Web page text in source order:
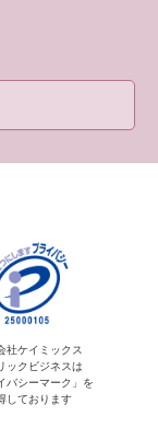
社ケイミックス
ックビジネスは
バシーマーク」を
しております